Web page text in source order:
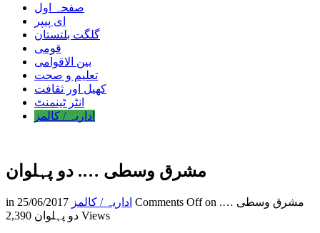
صفحہ اول
ای پیپر
گلگت بلتستان
قومی
بین الاقوامی
تعلیم و صحت
کھیل اور ثقافت
انٹر ٹینمنٹ
اداریہ / کالمز
مشرق وسطی …. دو پہلوان
in اداریہ / کالمز 25/06/2017 Comments Offon مشرق وسطی ….
دو پہلوان 2,390 Views